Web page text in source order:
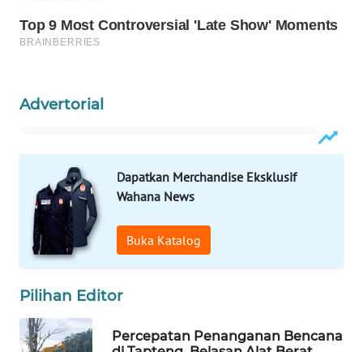
Advertorial
Dapatkan Merchandise Eksklusif
Wahana News
Buka Katalog
Pilihan Editor
Percepatan Penanganan Bencana
WAHANA
DESA
LAPAK
KONSUMEN
LISTRIK
KELISTRIKAN
WALINKI